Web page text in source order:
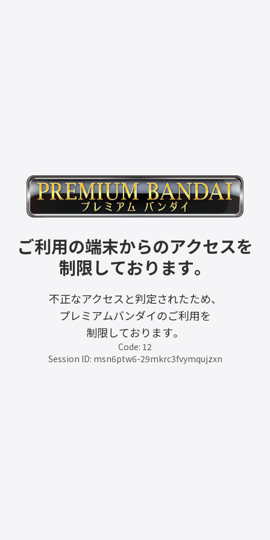
ご利用の端末からのアクセスを
制限しております。
不正なアクセスと判定されたため、
プレミアムバンダイのご利用を
制限しております。
Code: 12
Session ID: msn6ptw6-29mkrc3fvymqujzxn